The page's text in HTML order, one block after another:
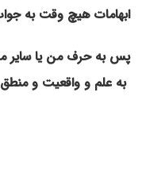
ابهامات هیچ وقت به
پس به حرف من یا سایر
به علم و واقعیت و منطق